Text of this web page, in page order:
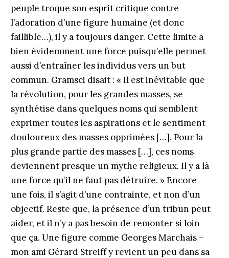
peuple troque son esprit critique contre
l’adoration d’une figure humaine (et donc
faillible…), il y a toujours danger. Cette limite a
bien évidemment une force puisqu’elle permet
aussi d’entraîner les individus vers un but
commun. Gramsci disait : « Il est inévitable que
la révolution, pour les grandes masses, se
synthétise dans quelques noms qui semblent
exprimer toutes les aspirations et le sentiment
douloureux des masses opprimées […]. Pour la
plus grande partie des masses […], ces noms
deviennent presque un mythe religieux. Il y a là
une force qu’il ne faut pas détruire. » Encore
une fois, il s’agit d’une contrainte, et non d’un
objectif. Reste que, la présence d’un tribun peut
aider, et il n’y a pas besoin de remonter si loin
que ça. Une figure comme Georges Marchais –
mon ami Gérard Streiff y revient un peu dans sa